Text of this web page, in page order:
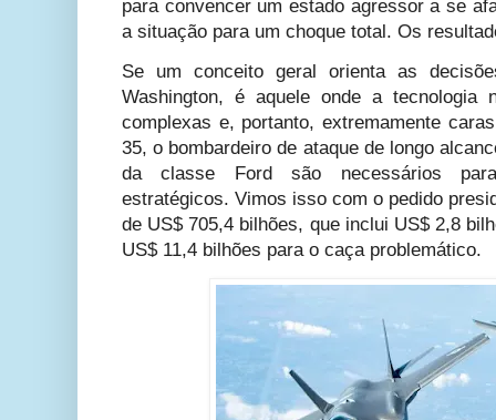
para convencer um estado agressor a se
a situação para um choque total. Os
Se um conceito geral orienta as
Washington, é aquele onde a tecnologia
complexas e, portanto, extremamente
35, o bombardeiro de ataque de longo
da classe Ford são necessários
estratégicos. Vimos isso com o pedido
de US$ 705,4 bilhões, que inclui US$ 2,8
US$ 11,4 bilhões para o caça problemático.